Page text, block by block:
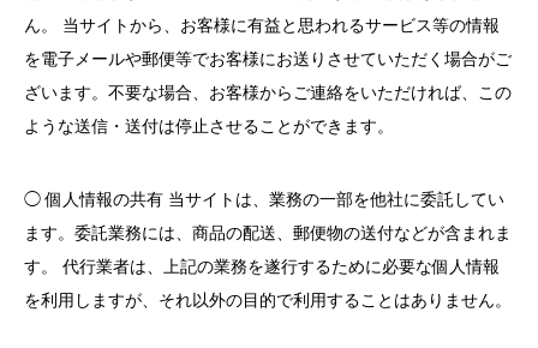
ん。 当サイトから、お客様に有益と思われるサービス等の情報
を電子メールや郵便等でお客様にお送りさせていただく場合がご
ざいます。不要な場合、お客様からご連絡をいただければ、この
ような送信・送付は停止させることができます。
◯ 個人情報の共有 当サイトは、業務の一部を他社に委託してい
ます。委託業務には、商品の配送、郵便物の送付などが含まれま
す。 代行業者は、上記の業務を遂行するために必要な個人情報
を利用しますが、それ以外の目的で利用することはありません。